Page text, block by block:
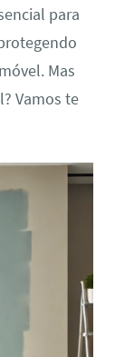
para
Mas
Vamos te